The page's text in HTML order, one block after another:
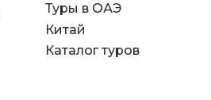
Туры в ОАЭ
Китай
Каталог туров